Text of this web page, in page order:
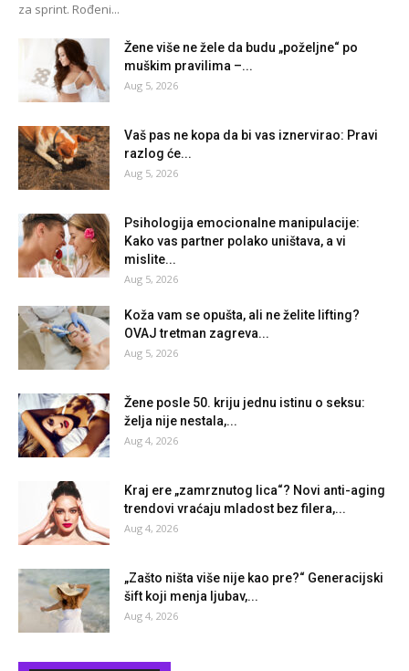
za sprint. Rođeni...
Žene više ne žele da budu „poželjne“ po
muškim pravilima –...
Aug 5, 2026
Vaš pas ne kopa da bi vas iznervirao: Pravi
razlog će...
Aug 5, 2026
Psihologija emocionalne manipulacije:
Kako vas partner polako uništava, a vi
mislite...
Aug 5, 2026
Koža vam se opušta, ali ne želite lifting?
OVAJ tretman zagreva...
Aug 5, 2026
Žene posle 50. kriju jednu istinu o seksu:
želja nije nestala,...
Aug 4, 2026
Kraj ere „zamrznutog lica“? Novi anti-aging
trendovi vraćaju mladost bez filera,...
Aug 4, 2026
„Zašto ništa više nije kao pre?“ Generacijski
šift koji menja ljubav,...
Aug 4, 2026